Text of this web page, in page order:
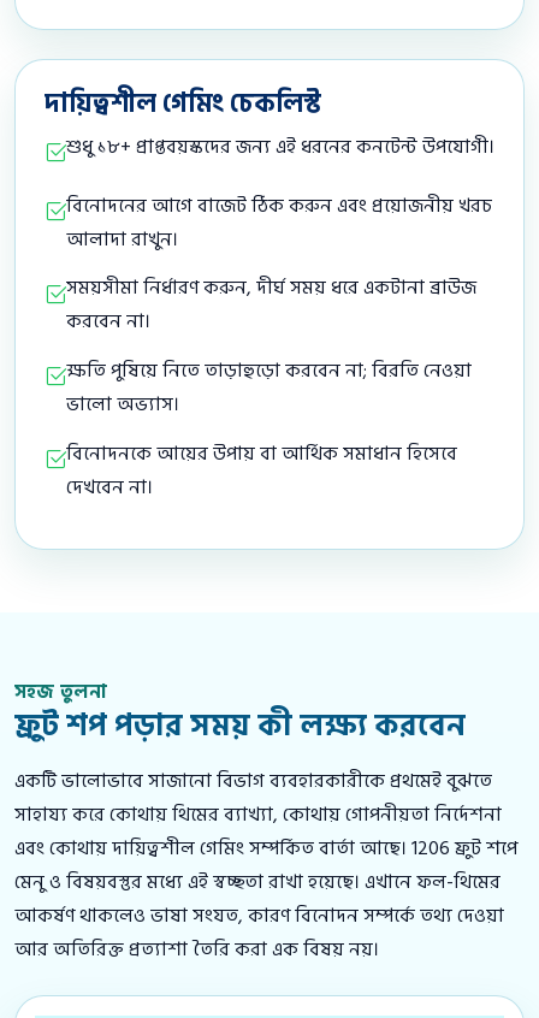
দায়িত্বশীল গেমিং চেকলিস্ট
শুধু ১৮+ প্রাপ্তবয়স্কদের জন্য এই ধরনের কনটেন্ট উপযোগী।
বিনোদনের আগে বাজেট ঠিক করুন এবং প্রয়োজনীয় খরচ
আলাদা রাখুন।
সময়সীমা নির্ধারণ করুন, দীর্ঘ সময় ধরে একটানা ব্রাউজ
করবেন না।
ক্ষতি পুষিয়ে নিতে তাড়াহুড়ো করবেন না; বিরতি নেওয়া
ভালো অভ্যাস।
বিনোদনকে আয়ের উপায় বা আর্থিক সমাধান হিসেবে
দেখবেন না।
সহজ তুলনা
ফ্রুট শপ পড়ার সময় কী লক্ষ্য করবেন
একটি ভালোভাবে সাজানো বিভাগ ব্যবহারকারীকে প্রথমেই বুঝতে
সাহায্য করে কোথায় থিমের ব্যাখ্যা, কোথায় গোপনীয়তা নির্দেশনা
এবং কোথায় দায়িত্বশীল গেমিং সম্পর্কিত বার্তা আছে। 1206 ফ্রুট শপে
মেনু ও বিষয়বস্তুর মধ্যে এই স্বচ্ছতা রাখা হয়েছে। এখানে ফল-থিমের
আকর্ষণ থাকলেও ভাষা সংযত, কারণ বিনোদন সম্পর্কে তথ্য দেওয়া
আর অতিরিক্ত প্রত্যাশা তৈরি করা এক বিষয় নয়।